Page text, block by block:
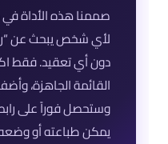
صممنا هذه الأداة في
لأي شخص يبحث عن
دون أي تعقيد. فقط
القائمة الجاهزة،
يمكن طباعته أو